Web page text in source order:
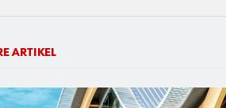
span>
ARTIKEL